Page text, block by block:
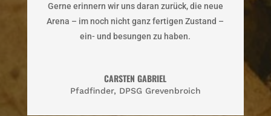
Gerne erinnern wir uns daran zurück, die neue
Arena – im noch nicht ganz fertigen Zustand –
ein- und besungen zu haben.
CARSTEN GABRIEL
Pfadfinder, DPSG Grevenbroich